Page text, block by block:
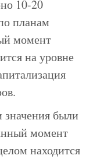
10-20
планам
момент
на уровне
значения были
момент
находится